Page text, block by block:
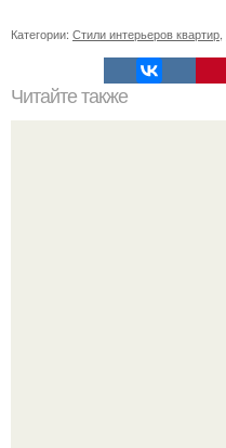
Категории: Стили интерьеров квартир
Читайте также